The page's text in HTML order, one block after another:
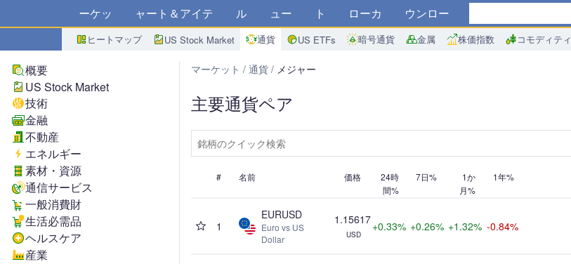
マーケット チャート＆アイデア アルゴ ニュース ストア ブローカー ダウンロード
ヒートマップ US Stock Market 通貨 US ETFs 暗号通貨 金属 株価指数 コモディティ
概要
US Stock Market
技術
金融
不動産
エネルギー
素材・資源
通信サービス
一般消費財
生活必需品
ヘルスケア
産業
マーケット 通貨 メジャー
主要通貨ペア
# 名前 価格
24時
間%
7日%
1か
月%
1年%
1
EURUSD
Euro vs US
Dollar
1.15617
USD
+0.33% +0.26% +1.32% -0.84%